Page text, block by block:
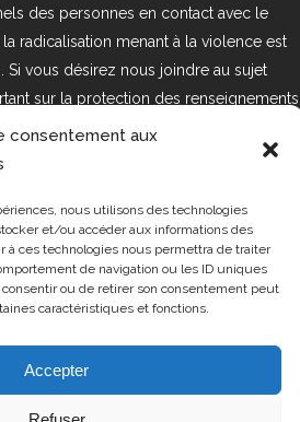
consentement aux
nous utilisons des technologies
et/ou accéder aux informations des
à ces technologies nous permettra de traiter
de navigation ou les ID uniques
ou de retirer son consentement peut
caractéristiques et fonctions.
Accepter
des personnes en contact avec le
radicalisation menant à la violence est
vous désirez nous joindre au sujet
sur la protection des renseignements
privé, veuillez communiquer avec
: loi25@cprmv.org Pour en savoir